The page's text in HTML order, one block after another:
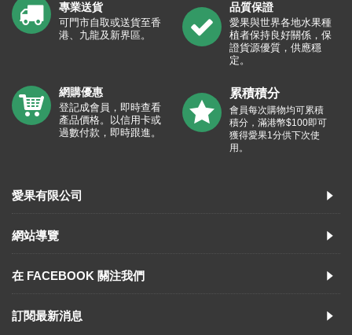
專業送貨
可門市自取或送貨至香
港、九龍及新界區。
品質保證
愛果與世界各地水果種
植者保持良好關係，保
證貨源優質，供應穩
定。
網購優惠
登記成會員，即時查看
產品價格。以信用卡或
過數付款，即時跟進。
累積積分
會員每次購物均可累積
積分，滿港幣$100即可
獲得愛果1分供下次使
用。
愛果有限公司
網站導覽
在 FACEBOOK 關注我們
訂閱最新消息